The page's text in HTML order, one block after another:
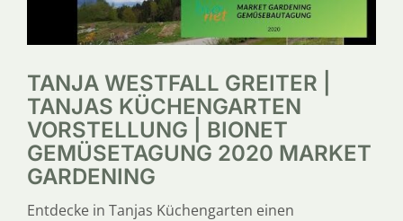
TANJA WESTFALL GREITER |
TANJAS KÜCHENGARTEN
VORSTELLUNG | BIONET
GEMÜSETAGUNG 2020 MARKET
GARDENING
Entdecke in Tanjas Küchengarten einen